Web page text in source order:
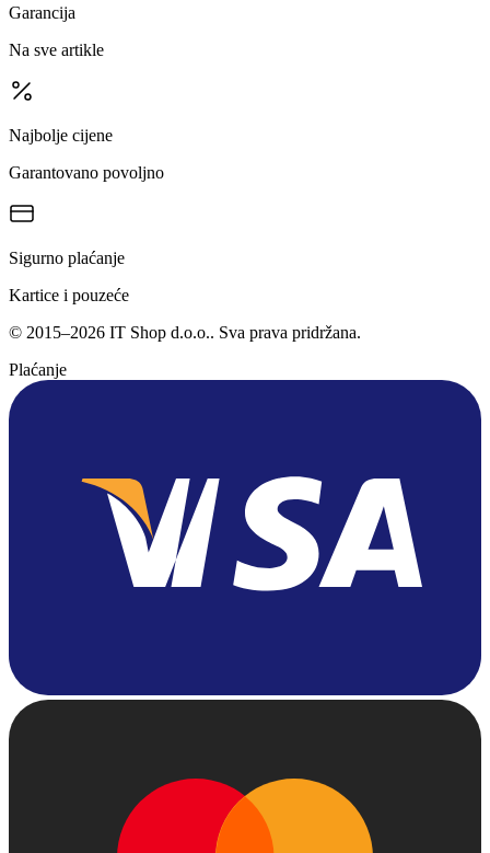
Garancija
Na sve artikle
Najbolje cijene
Garantovano povoljno
Sigurno plaćanje
Kartice i pouzeće
© 2015–2026 IT Shop d.o.o.. Sva prava pridržana.
Plaćanje